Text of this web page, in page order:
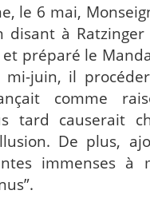
le 6 mai,
à Ratzinger
préparé le
mi-juin, il
comme
tard causerait
De plus,
immenses